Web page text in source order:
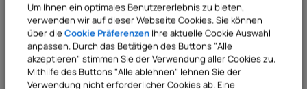
Sachgebiete
23 Meldeamt
Um Ihnen ein optimales Benutzererlebnis zu bieten,
verwenden wir auf dieser Webseite Cookies. Sie können
über die Cookie Präferenzen Ihre aktuelle Cookie Auswahl
anpassen. Durch das Betätigen des Buttons "Alle
akzeptieren" stimmen Sie der Verwendung aller Cookies zu.
Mithilfe des Buttons "Alle ablehnen" lehnen Sie der
Verwendung nicht erforderlicher Cookies ab. Eine